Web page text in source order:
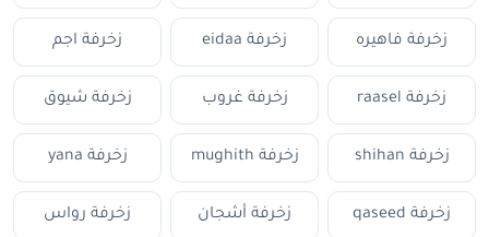
زخرفة فاهيره زخرفة eidaa زخرفة اجم
زخرفة raasel زخرفة غروب زخرفة شيوق
زخرفة shihan زخرفة mughith زخرفة yana
زخرفة qaseed زخرفة أشجان زخرفة رواس